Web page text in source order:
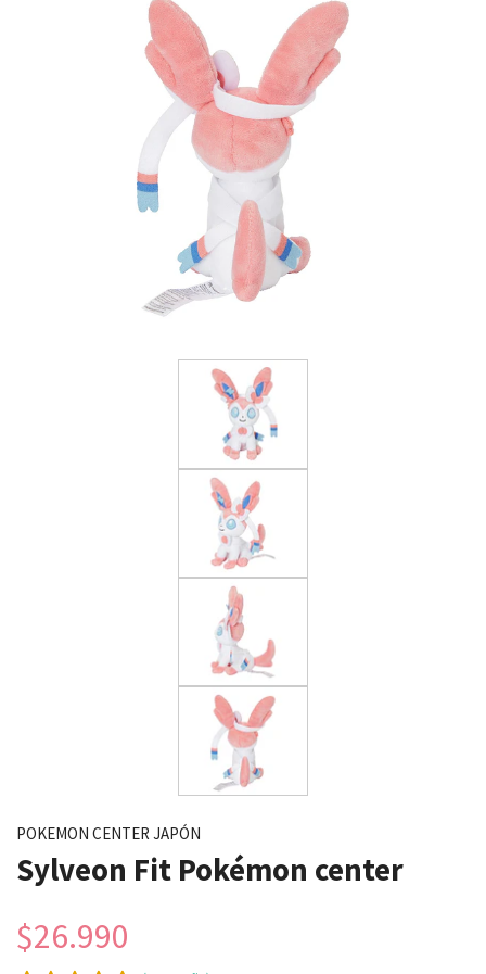
POKEMON CENTER JAPÓN
Sylveon Fit Pokémon center
$26.990